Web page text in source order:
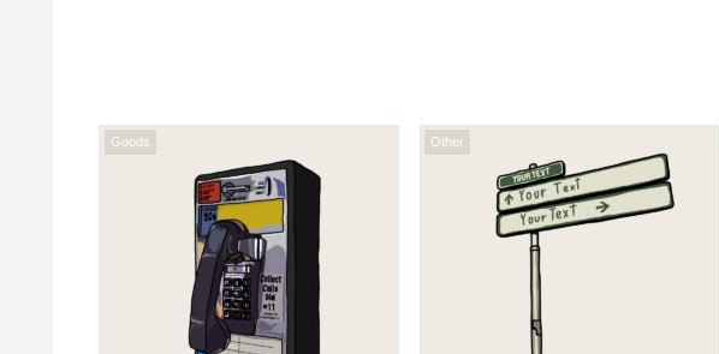
Goods Other